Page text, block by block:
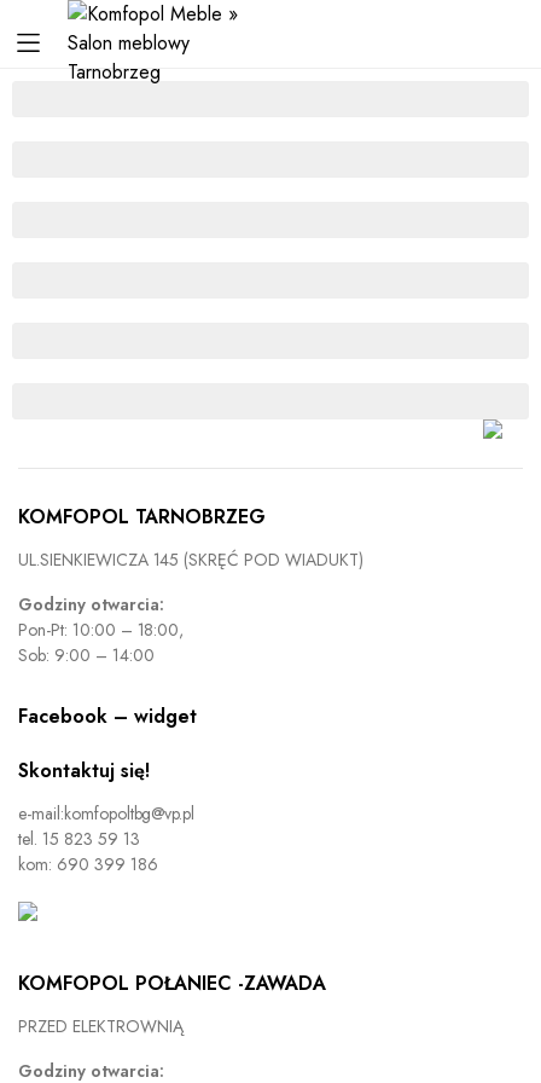
KOMFOPOL TARNOBRZEG
UL.SIENKIEWICZA 145 (SKRĘĆ POD WIADUKT)
Godziny otwarcia:
Pon-Pt: 10:00 – 18:00,
Sob: 9:00 – 14:00
Facebook – widget
Skontaktuj się!
e-mail:komfopoltbg@vp.pl
tel. 15 823 59 13
kom: 690 399 186
KOMFOPOL POŁANIEC -ZAWADA
PRZED ELEKTROWNIĄ
Godziny otwarcia: